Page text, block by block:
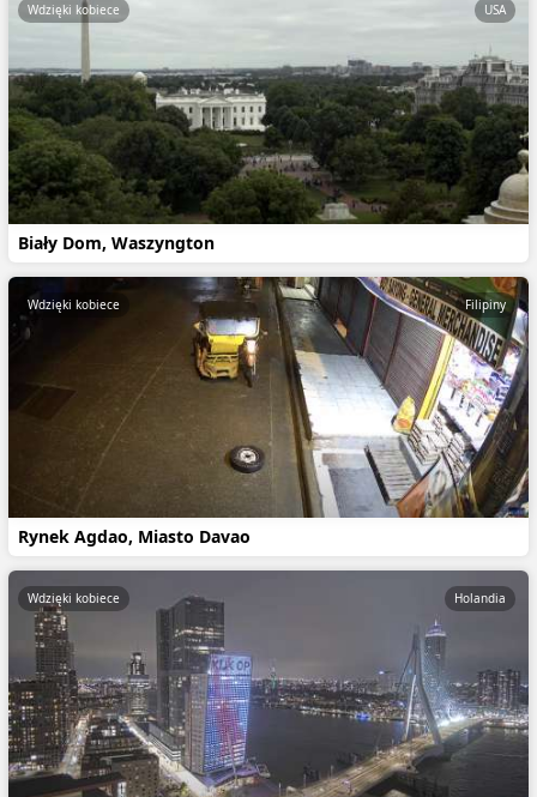
Biały Dom, Waszyngton
Wdzięki kobiece USA
Rynek Agdao, Miasto Davao
Wdzięki kobiece Filipiny
Wdzięki kobiece Holandia